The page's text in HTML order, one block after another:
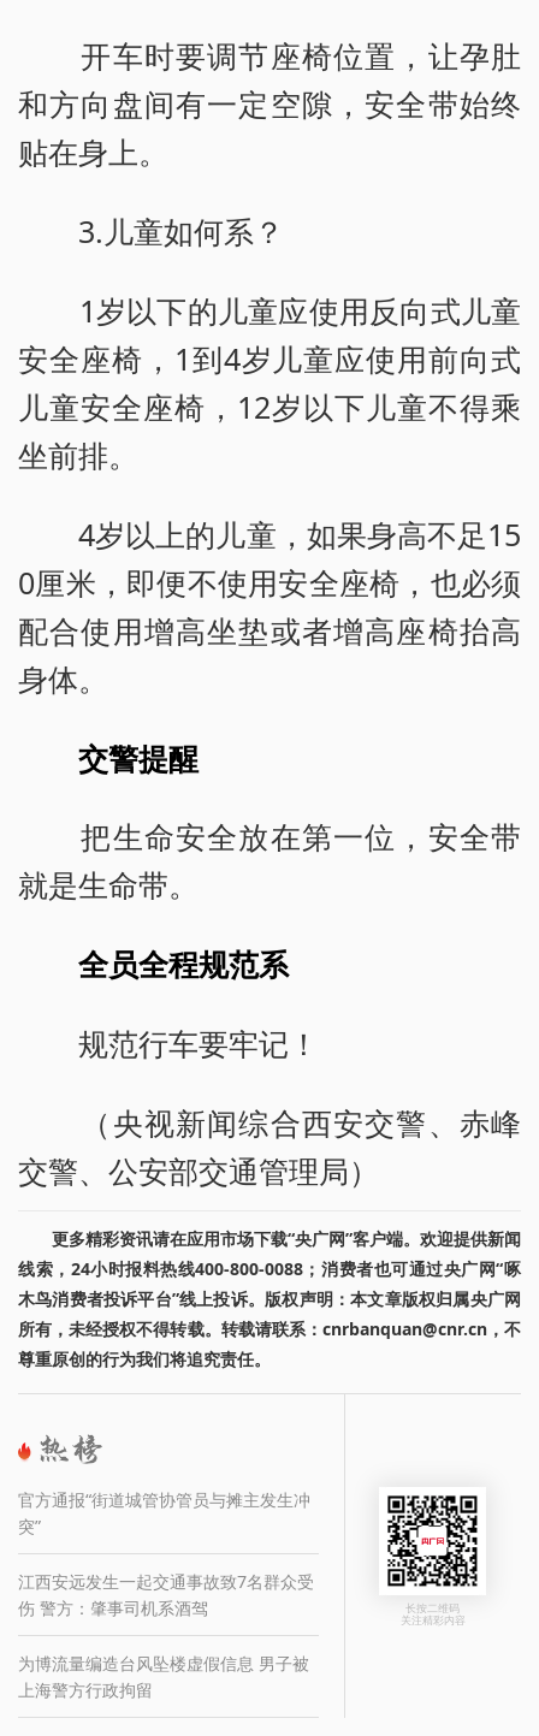
开车时要调节座椅位置，让孕肚
和方向盘间有一定空隙，安全带始终
贴在身上。
3.儿童如何系？
1岁以下的儿童应使用反向式儿童
安全座椅，1到4岁儿童应使用前向式
儿童安全座椅，12岁以下儿童不得乘
坐前排。
4岁以上的儿童，如果身高不足15
0厘米，即便不使用安全座椅，也必须
配合使用增高坐垫或者增高座椅抬高
身体。
交警提醒
把生命安全放在第一位，安全带
就是生命带。
全员全程规范系
规范行车要牢记！
（央视新闻综合西安交警、赤峰
交警、公安部交通管理局）
更多精彩资讯请在应用市场下载“央广网”客户端。欢迎提供新闻
线索，24小时报料热线400-800-0088；消费者也可通过央广网“啄
木鸟消费者投诉平台”线上投诉。版权声明：本文章版权归属央广网
所有，未经授权不得转载。转载请联系：cnrbanquan@cnr.cn，不
尊重原创的行为我们将追究责任。
官方通报“街道城管协管员与摊主发生冲
突”
江西安远发生一起交通事故致7名群众受
伤 警方：肇事司机系酒驾
为博流量编造台风坠楼虚假信息 男子被
上海警方行政拘留
长按二维码
关注精彩内容